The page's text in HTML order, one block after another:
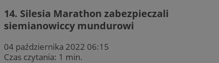
14. Silesia Marathon zabezpieczali
siemianowiccy mundurowi
04 października 2022 06:15
Czas czytania: 1 min.